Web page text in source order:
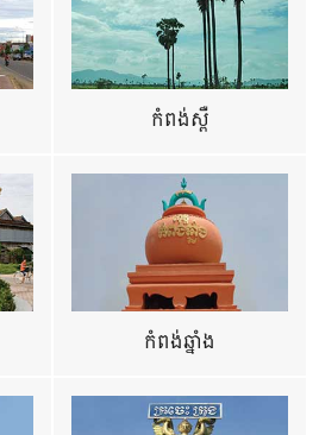
កំពង់ស្ពឺ
កំពង់ឆ្នាំង